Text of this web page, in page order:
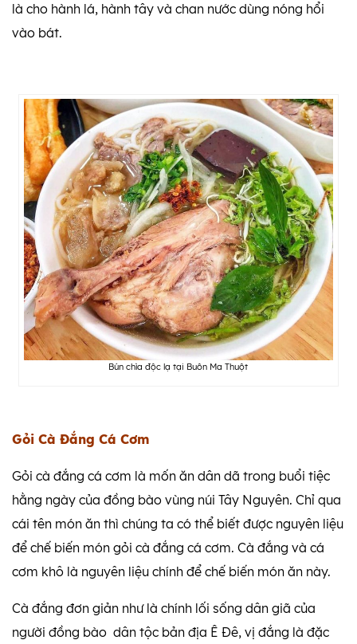
là cho hành lá, hành tây và chan nước dùng nóng hổi
vào bát.
Bún chìa độc lạ tại Buôn Ma Thuột
Gỏi Cà Đắng Cá Cơm
Gỏi cà đắng cá cơm là mốn ăn dân dã trong buổi tiệc
hằng ngày của đồng bào vùng núi Tây Nguyên. Chỉ qua
cái tên món ăn thì chúng ta có thể biết được nguyên liệu
để chế biến món gỏi cà đắng cá cơm. Cà đắng và cá
cơm khô là nguyên liệu chính để chế biến món ăn này.
Cà đắng đơn giản như là chính lối sống dân giã của
người đồng bào dân tộc bản địa Ê Đê, vị đắng là đặc